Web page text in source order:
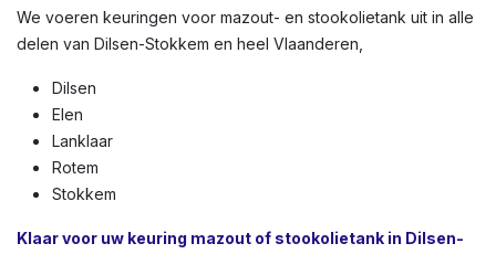
We voeren keuringen voor mazout- en stookolietank uit in alle
delen van Dilsen-Stokkem en heel Vlaanderen,
Dilsen
Elen
Lanklaar
Rotem
Stokkem
Klaar voor uw keuring mazout of stookolietank in Dilsen-